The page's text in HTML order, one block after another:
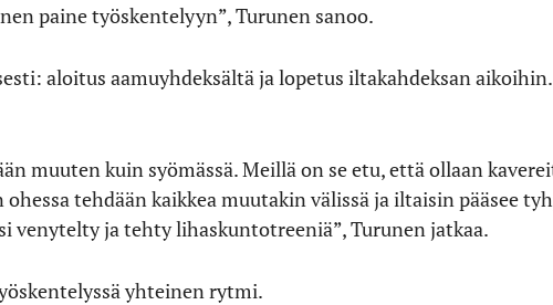
paine työskentelyyn”, Turunen sanoo.
aloitus aamuyhdeksältä ja lopetus iltakahdeksan
muuten kuin syömässä. Meillä on se etu, että ollaan
tehdään kaikkea muutakin välissä ja iltaisin pääsee
venytelty ja tehty lihaskuntotreeniä”, Turunen jatkaa.
yhteinen rytmi.